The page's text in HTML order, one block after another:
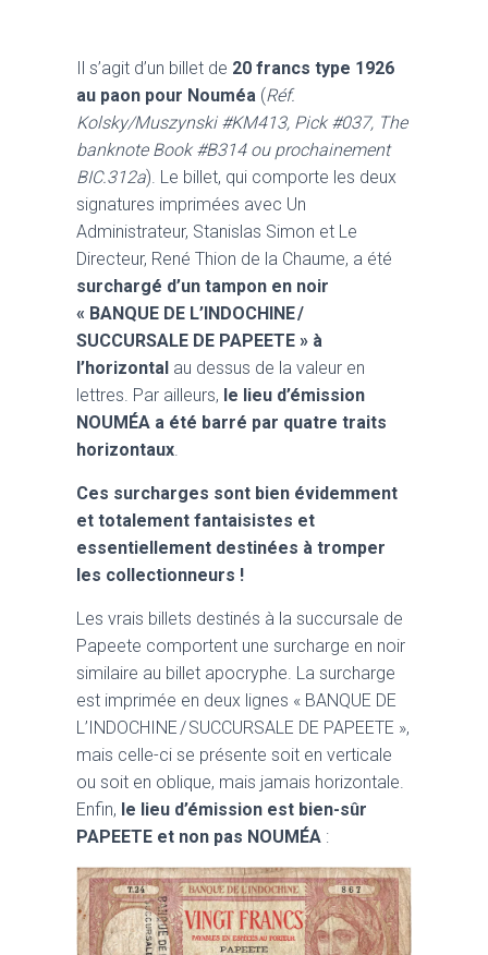
Il s’agit d’un billet de 20 francs type 1926
au paon pour Nouméa (Réf.
Kolsky/Muszynski #KM413, Pick #037, The
banknote Book #B314 ou prochainement
BIC.312a). Le billet, qui comporte les deux
signatures imprimées avec Un
Administrateur, Stanislas Simon et Le
Directeur, René Thion de la Chaume, a été
surchargé d’un tampon en noir
« BANQUE DE L’INDOCHINE /
SUCCURSALE DE PAPEETE » à
l’horizontal au dessus de la valeur en
lettres. Par ailleurs, le lieu d’émission
NOUMÉA a été barré par quatre traits
horizontaux.
Ces surcharges sont bien évidemment
et totalement fantaisistes et
essentiellement destinées à tromper
les collectionneurs !
Les vrais billets destinés à la succursale de
Papeete comportent une surcharge en noir
similaire au billet apocryphe. La surcharge
est imprimée en deux lignes « BANQUE DE
L’INDOCHINE / SUCCURSALE DE PAPEETE »,
mais celle-ci se présente soit en verticale
ou soit en oblique, mais jamais horizontale.
Enfin, le lieu d’émission est bien-sûr
PAPEETE et non pas NOUMÉA :